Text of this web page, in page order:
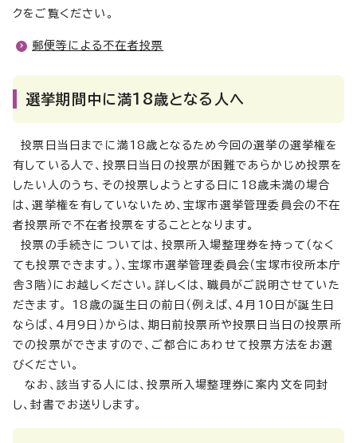
クをご覧ください。
郵便等による不在者投票
選挙期間中に満18歳となる人へ
投票日当日までに満18歳となるため今回の選挙の選挙権を
有している人で、投票日当日の投票が困難であらかじめ投票を
したい人のうち、その投票しようとする日に18歳未満の場合
は、選挙権を有していないため、宝塚市選挙管理委員会の不在
者投票所で不在者投票をすることとなります。
投票の手続きについては、投票所入場整理券を持って（なく
ても投票できます。）、宝塚市選挙管理委員会（宝塚市役所本庁
舎3階）にお越しください。詳しくは、職員がご説明させていた
だきます。 18歳の誕生日の前日（例えば、4月10日が誕生日
ならば、4月9日）からは、期日前投票所や投票日当日の投票所
での投票ができますので、ご都合にあわせて投票方法をお選
びください。
なお、該当する人には、投票所入場整理券に案内文を同封
し、封書でお送りします。